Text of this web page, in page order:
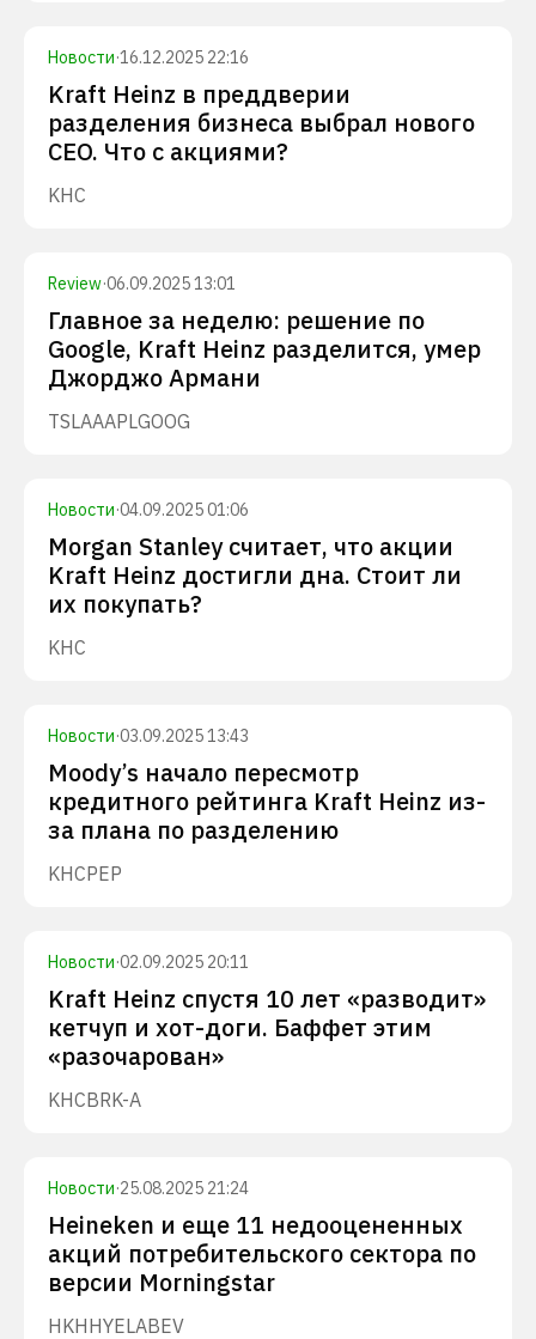
Новости·16.12.2025 22:16
Kraft Heinz в преддверии
разделения бизнеса выбрал нового
CEO. Что с акциями?
KHC
Review·06.09.2025 13:01
Главное за неделю: решение по
Google, Kraft Heinz разделится, умер
Джорджо Армани
TSLAAAPLGOOG
Новости·04.09.2025 01:06
Morgan Stanley считает, что акции
Kraft Heinz достигли дна. Стоит ли
их покупать?
KHC
Новости·03.09.2025 13:43
Moody’s начало пересмотр
кредитного рейтинга Kraft Heinz из-
за плана по разделению
KHCPEP
Новости·02.09.2025 20:11
Kraft Heinz спустя 10 лет «разводит»
кетчуп и хот-доги. Баффет этим
«разочарован»
KHCBRK-A
Новости·25.08.2025 21:24
Heineken и еще 11 недооцененных
акций потребительского сектора по
версии Morningstar
HKHHYELABEV